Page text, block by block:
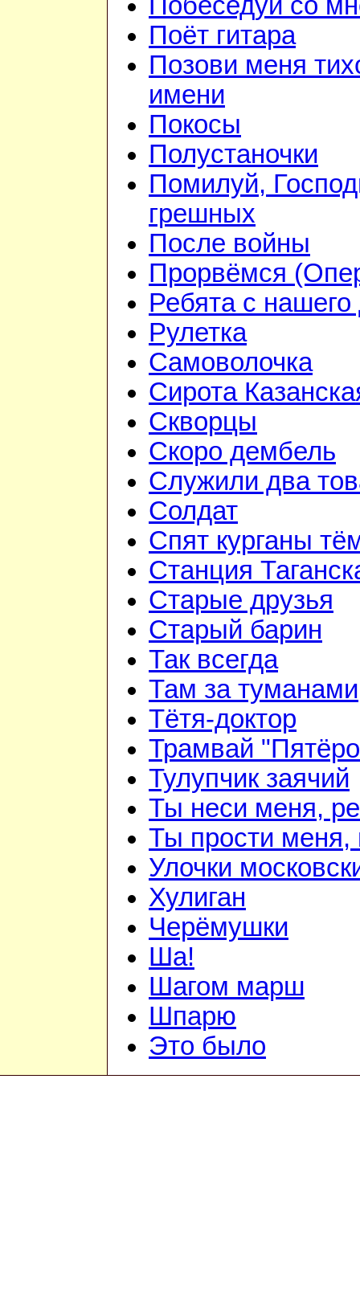
Побеседуй со
Поёт гитара
Позови меня
имени
Покосы
Полустаночки
Помилуй,
грешных
После войны
Прорвёмся
Ребята с нашего
Рулетка
Самоволочка
Сирота
Скворцы
Скоро дембель
Служили два
Солдат
Спят курганы
Станция
Старые друзья
Старый барин
Так всегда
Там за туманами
Тётя-доктор
Трамвай
Тулупчик заячий
Ты неси меня,
Ты прости
Улочки
Хулиган
Черёмушки
Ша!
Шагом марш
Шпарю
Это было